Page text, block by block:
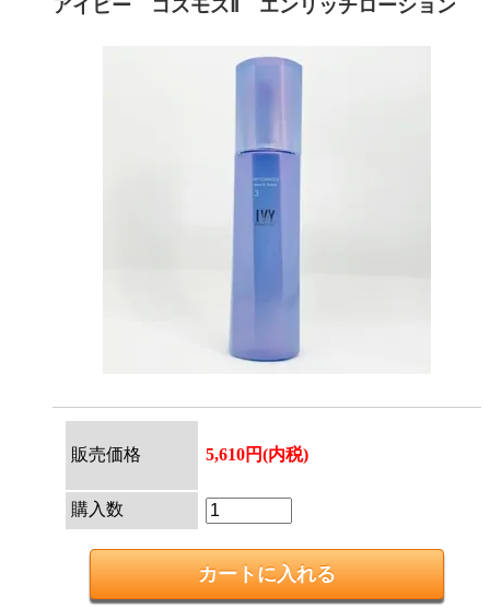
アイビー コスモスⅡ エンリッチローション
販売価格 5,610円(内税)
購入数